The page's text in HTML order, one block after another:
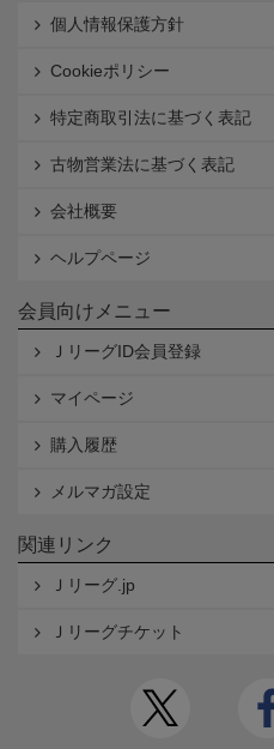
個人情報保護方針
Cookieポリシー
特定商取引法に基づく表記
古物営業法に基づく表記
会社概要
ヘルプページ
会員向けメニュー
ＪリーグID会員登録
マイページ
購入履歴
メルマガ設定
関連リンク
Ｊリーグ.jp
Ｊリーグチケット